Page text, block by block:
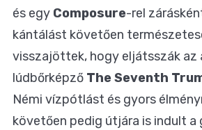
és egy Composure-rel
kántálást követően
visszajöttek, hogy eljátsszák az
lúdbőrképző The Seventh
Némi vízpótlást és gyors
követően pedig útjára is indult